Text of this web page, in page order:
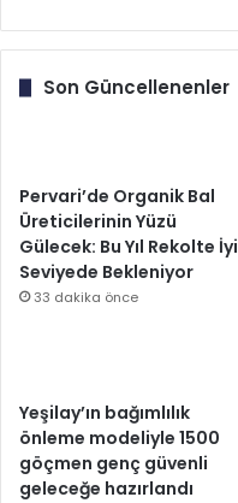
Son Güncellenenler
Pervari’de Organik Bal
Üreticilerinin Yüzü
Gülecek: Bu Yıl Rekolte İyi
Seviyede Bekleniyor
33 dakika önce
Yeşilay’ın bağımlılık
önleme modeliyle 1500
göçmen genç güvenli
geleceğe hazırlandı